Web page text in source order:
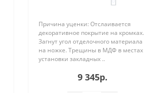
Причина уценки: Отслаивается
декоративное покрытие на кромках.
Загнут угол отделочного материала
на ножке. Трещины в МДФ в местах
установки закладных ..
9 345р.